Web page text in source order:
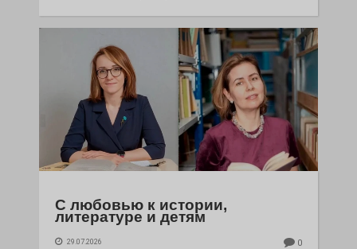
С любовью к истории,
литературе и детям
29.07.2026 0